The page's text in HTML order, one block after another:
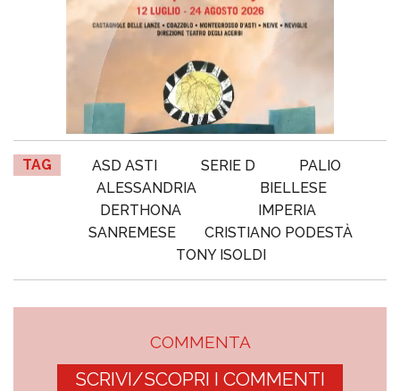
TAG ASD ASTI SERIE D
PALIO
ALESSANDRIA
BIELLESE
DERTHONA
IMPERIA
SANREMESE
CRISTIANO PODESTÀ
TONY ISOLDI
COMMENTA
SCRIVI/SCOPRI I COMMENTI